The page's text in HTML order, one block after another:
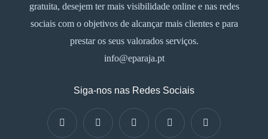
gratuita, desejem ter mais visibilidade online e nas redes
sociais com o objetivos de alcançar mais clientes e para
prestar os seus valorados serviços.
info@eparaja.pt
Siga-nos nas Redes Sociais